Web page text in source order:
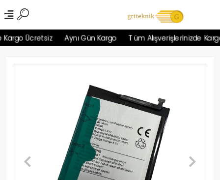
Ücretsiz Aynı Gün Kargo Tüm Alışverişlerinizde